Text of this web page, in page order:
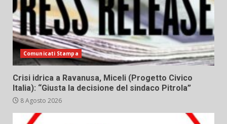
Comunicati Stampa
Crisi idrica a Ravanusa, Miceli (Progetto Civico
Italia): “Giusta la decisione del sindaco Pitrola”
8 Agosto 2026